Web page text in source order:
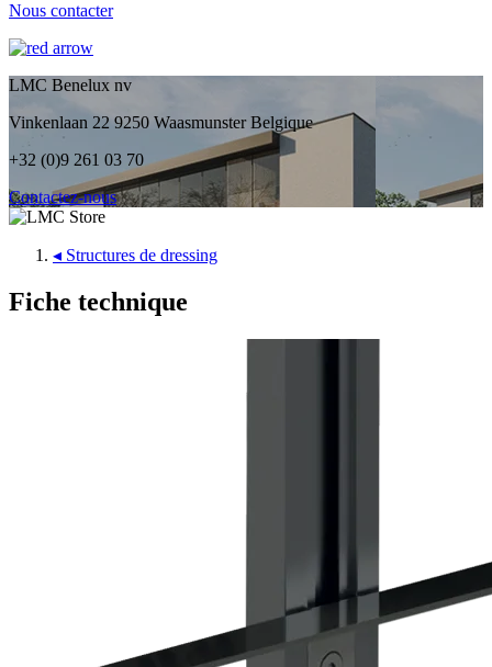
Nous contacter
LMC Benelux nv
Vinkenlaan 22 9250 Waasmunster Belgique
+32 (0)9 261 03 70
Contactez-nous
◂ Structures de dressing
Fiche technique